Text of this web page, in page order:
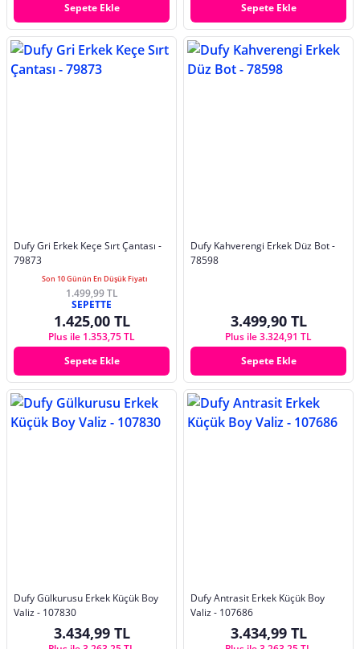
Sepete Ekle
Sepete Ekle
Dufy Gri Erkek Keçe Sırt Çantası -
79873
Son 10 Günün En Düşük Fiyatı
1.499,99 TL
SEPETTE
1.425,00 TL
Plus ile 1.353,75 TL
Sepete Ekle
Dufy Kahverengi Erkek Düz Bot -
78598
3.499,90 TL
Plus ile 3.324,91 TL
Sepete Ekle
Dufy Gülkurusu Erkek Küçük Boy
Valiz - 107830
3.434,99 TL
Dufy Antrasit Erkek Küçük Boy
Valiz - 107686
3.434,99 TL